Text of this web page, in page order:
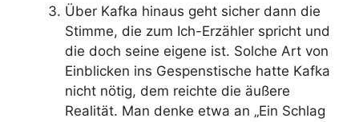
Über Kafka hinaus geht sicher dann die
Stimme, die zum Ich-Erzähler spricht und
die doch seine eigene ist. Solche Art von
Einblicken ins Gespenstische hatte Kafka
nicht nötig, dem reichte die äußere
Realität. Man denke etwa an „Ein Schlag